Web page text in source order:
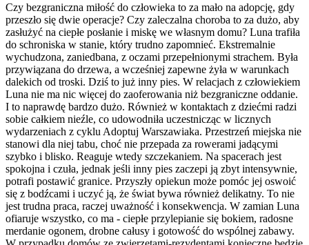
Czy bezgraniczna miłość do człowieka to za mało na adopcję, gdy
przeszło się dwie operacje? Czy zaleczalna choroba to za dużo, aby
zasłużyć na ciepłe posłanie i miskę we własnym domu? Luna trafiła
do schroniska w stanie, który trudno zapomnieć. Ekstremalnie
wychudzona, zaniedbana, z oczami przepełnionymi strachem. Była
przywiązana do drzewa, a wcześniej zapewne żyła w warunkach
dalekich od troski. Dziś to już inny pies. W relacjach z człowiekiem
Luna nie ma nic więcej do zaoferowania niż bezgraniczne oddanie.
I to naprawdę bardzo dużo. Również w kontaktach z dziećmi radzi
sobie całkiem nieźle, co udowodniła uczestnicząc w licznych
wydarzeniach z cyklu Adoptuj Warszawiaka. Przestrzeń miejska nie
stanowi dla niej tabu, choć nie przepada za rowerami jadącymi
szybko i blisko. Reaguje wtedy szczekaniem. Na spacerach jest
spokojna i czuła, jednak jeśli inny pies zaczepi ją zbyt intensywnie,
potrafi postawić granice. Przyszły opiekun może pomóc jej oswoić
się z bodźcami i uczyć ją, że świat bywa również delikatny. To nie
jest trudna praca, raczej uważność i konsekwencja. W zamian Luna
ofiaruje wszystko, co ma - ciepłe przylepianie się bokiem, radosne
merdanie ogonem, drobne całusy i gotowość do wspólnej zabawy.